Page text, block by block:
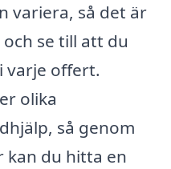
variera, så det är
se till att du
varje offert.
olika
så genom
kan du hitta en